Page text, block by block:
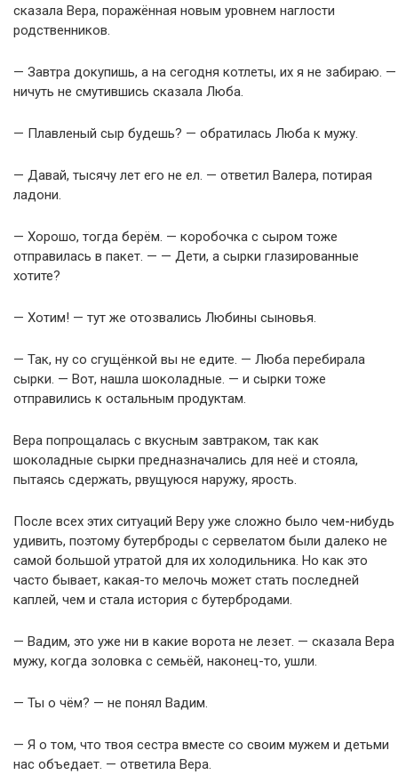
сказала Вера, поражённая новым уровнем наглости
родственников.
— Завтра докупишь, а на сегодня котлеты, их я не забираю. —
ничуть не смутившись сказала Люба.
— Плавленый сыр будешь? — обратилась Люба к мужу.
— Давай, тысячу лет его не ел. — ответил Валера, потирая
ладони.
— Хорошо, тогда берём. — коробочка с сыром тоже
отправилась в пакет. — — Дети, а сырки глазированные
хотите?
— Хотим! — тут же отозвались Любины сыновья.
— Так, ну со сгущёнкой вы не едите. — Люба перебирала
сырки. — Вот, нашла шоколадные. — и сырки тоже
отправились к остальным продуктам.
Вера попрощалась с вкусным завтраком, так как
шоколадные сырки предназначались для неё и стояла,
пытаясь сдержать, рвущуюся наружу, ярость.
После всех этих ситуаций Веру уже сложно было чем-нибудь
удивить, поэтому бутерброды с сервелатом были далеко не
самой большой утратой для их холодильника. Но как это
часто бывает, какая-то мелочь может стать последней
каплей, чем и стала история с бутербродами.
— Вадим, это уже ни в какие ворота не лезет. — сказала Вера
мужу, когда золовка с семьёй, наконец-то, ушли.
— Ты о чём? — не понял Вадим.
— Я о том, что твоя сестра вместе со своим мужем и детьми
нас объедает. — ответила Вера.